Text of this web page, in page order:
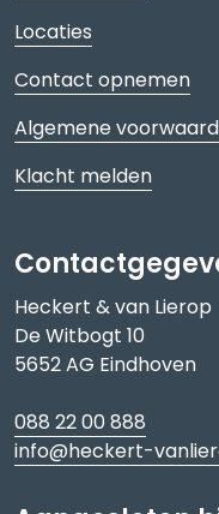
Locaties
Contact opnemen
Algemene
Klacht melden
Heckert & van Lierop
De Witbogt 10
5652 AG Eindhoven
088 22 00 888
info@heckert-